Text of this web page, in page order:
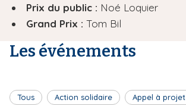
Prix du public : Noé Loquier
Grand Prix : Tom Bil
Les événements
Tous Action solidaire Appel à projet